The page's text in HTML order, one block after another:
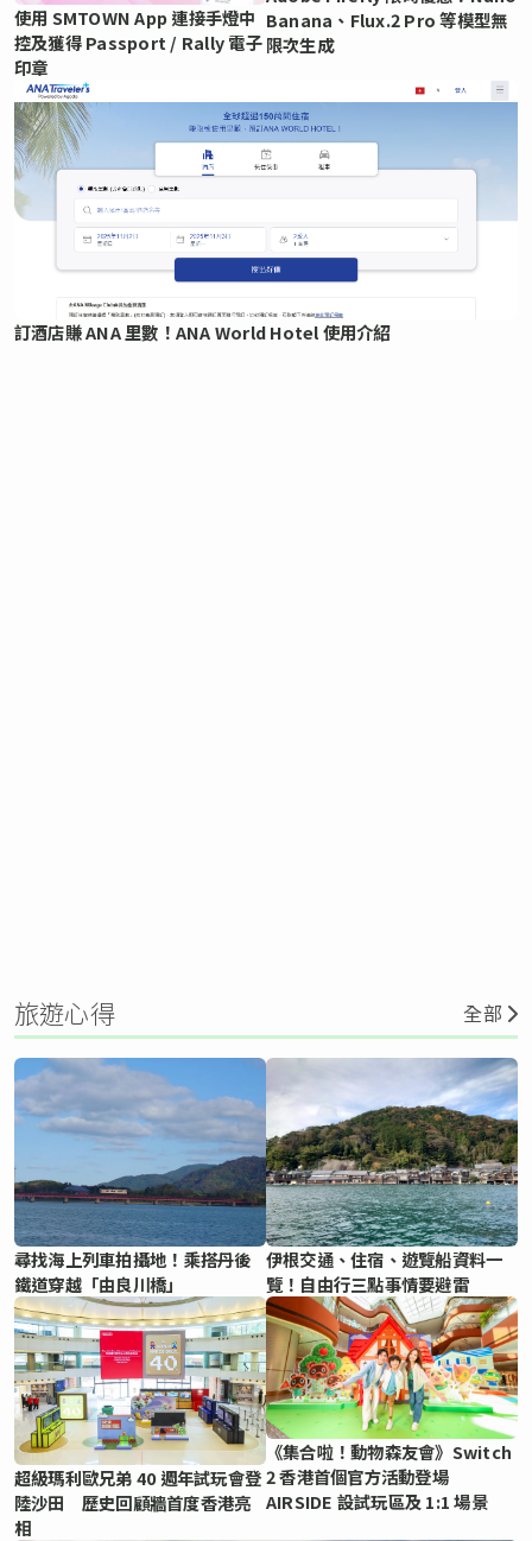
使用 SMTOWN App 連接手燈中
控及獲得 Passport / Rally 電子
印章
Banana、Flux.2 Pro 等模型無
限次生成
訂酒店賺 ANA 里數！ANA World Hotel 使用介紹
旅遊心得 全部
尋找海上列車拍攝地！乘搭丹後
鐵道穿越「由良川橋」
伊根交通、住宿、遊覽船資料一
覽！自由行三點事情要避雷
超級瑪利歐兄弟 40 週年試玩會登
陸沙田 歷史回顧牆首度香港亮
相
《集合啦！動物森友會》Switch
2 香港首個官方活動登場
AIRSIDE 設試玩區及 1:1 場景